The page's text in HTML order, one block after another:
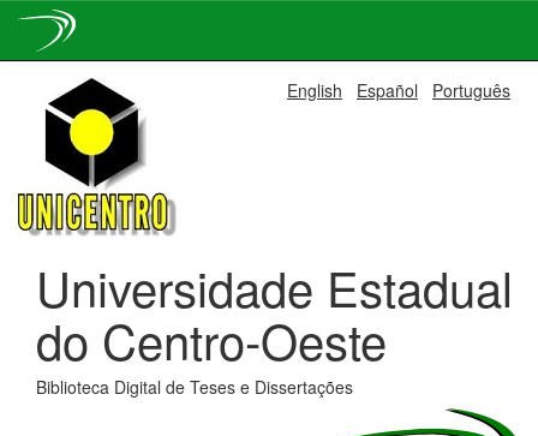
navigation
English Español Português
Universidade Estadual
do Centro-Oeste
Biblioteca Digital de Teses e Dissertações